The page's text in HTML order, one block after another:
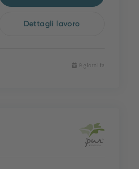
Dettagli lavoro
9 giorni fa